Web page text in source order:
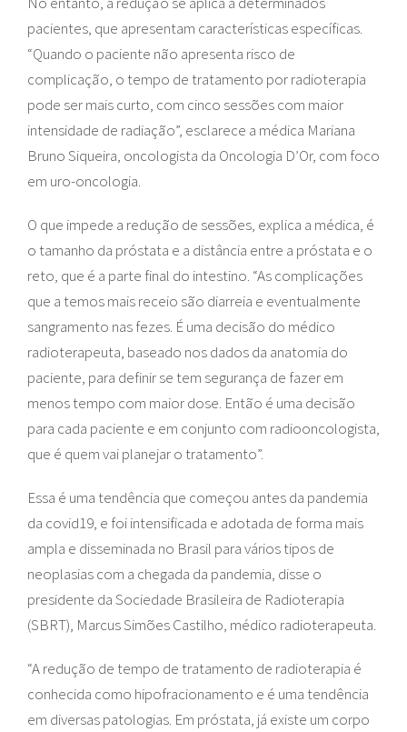
pacientes, que apresentam características específicas.
“Quando o paciente não apresenta risco de
complicação, o tempo de tratamento por radioterapia
pode ser mais curto, com cinco sessões com maior
intensidade de radiação”, esclarece a médica Mariana
Bruno Siqueira, oncologista da Oncologia D’Or, com foco
em uro-oncologia.
O que impede a redução de sessões, explica a médica, é
o tamanho da próstata e a distância entre a próstata e o
reto, que é a parte final do intestino. “As complicações
que a temos mais receio são diarreia e eventualmente
sangramento nas fezes. É uma decisão do médico
radioterapeuta, baseado nos dados da anatomia do
paciente, para definir se tem segurança de fazer em
menos tempo com maior dose. Então é uma decisão
para cada paciente e em conjunto com radiooncologista,
que é quem vai planejar o tratamento”.
Essa é uma tendência que começou antes da pandemia
da covid19, e foi intensificada e adotada de forma mais
ampla e disseminada no Brasil para vários tipos de
neoplasias com a chegada da pandemia, disse o
presidente da Sociedade Brasileira de Radioterapia
(SBRT), Marcus Simões Castilho, médico radioterapeuta.
“A redução de tempo de tratamento de radioterapia é
conhecida como hipofracionamento e é uma tendência
em diversas patologias. Em próstata, já existe um corpo